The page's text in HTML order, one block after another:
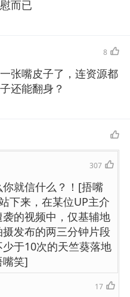
而已
8
张嘴皮子了，连资源都
还能翻身？
307
就信什么？！[捂嘴
下来，在某位UP主介
的视频中，仅基辅地
发布的两三分钟片段
于10次的天竺葵落地
笑]
17